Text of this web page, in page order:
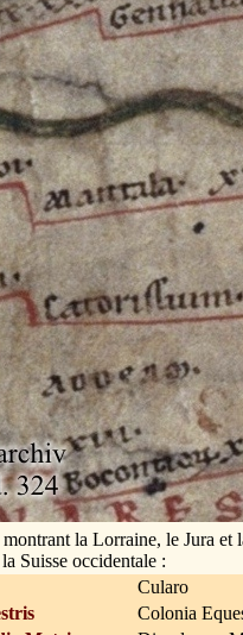
la Lorraine, le Jura et
Suisse occidentale :
Cularo
Colonia